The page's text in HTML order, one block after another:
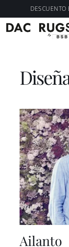
contenido
al
DESCUENTO
Ailanto